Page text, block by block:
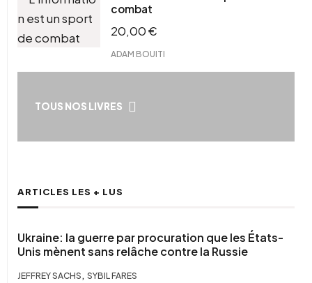
combat
20,00€
ADAM BOUITI
TOUS NOS LIVRES
ARTICLES LES + LUS
Ukraine: la guerre par procuration que les États-
Unis mènent sans relâche contre la Russie
JEFFREY SACHS , SYBIL FARES